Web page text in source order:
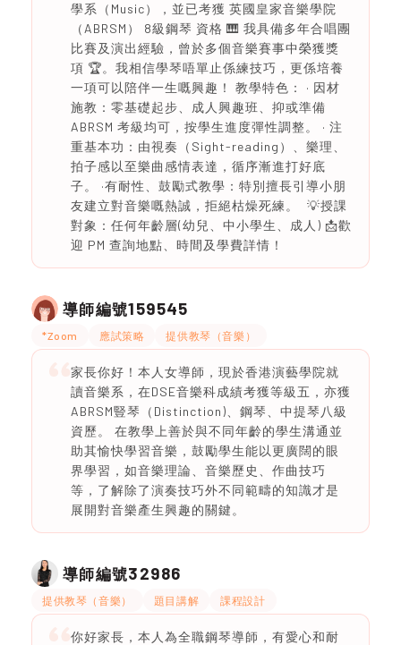
學系（Music），並已考獲 英國皇家音樂學院
（ABRSM） 8級鋼琴 資格 🎹 我具備多年合唱團
比賽及演出經驗，曾於多個音樂賽事中榮獲獎
項 🏆。我相信學琴唔單止係練技巧，更係培養
一項可以陪伴一生嘅興趣！ 教學特色： · 因材
施教：零基礎起步、成人興趣班、抑或準備
ABRSM 考級均可，按學生進度彈性調整。 · 注
重基本功：由視奏（Sight-reading）、樂理、
拍子感以至樂曲感情表達，循序漸進打好底
子。 ·有耐性、鼓勵式教學：特別擅長引導小朋
友建立對音樂嘅熱誠，拒絕枯燥死練。 💡授課
對象：任何年齡層(幼兒、中小學生、成人) 📩歡
迎 PM 查詢地點、時間及學費詳情！
導師編號159545
*Zoom 應試策略 提供教琴（音樂）
家長你好！本人女導師，現於香港演藝學院就
讀音樂系，在DSE音樂科成績考獲等級五，亦獲
ABRSM豎琴（Distinction)、鋼琴、中提琴八級
資歷。 在教學上善於與不同年齡的學生溝通並
助其愉快學習音樂，鼓勵學生能以更廣闊的眼
界學習，如音樂理論、音樂歷史、作曲技巧
等，了解除了演奏技巧外不同範疇的知識才是
展開對音樂產生興趣的關鍵。
導師編號32986
提供教琴（音樂） 題目講解 課程設計
你好家長，本人為全職鋼琴導師，有愛心和耐